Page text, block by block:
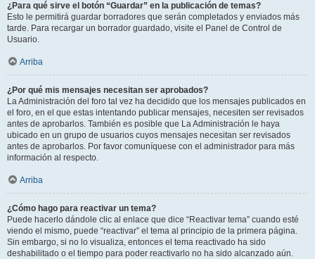
¿Para qué sirve el botón “Guardar” en la publicación de temas?
Esto le permitirá guardar borradores que serán completados y enviados más
tarde. Para recargar un borrador guardado, visite el Panel de Control de
Usuario.
Arriba
¿Por qué mis mensajes necesitan ser aprobados?
La Administración del foro tal vez ha decidido que los mensajes publicados en
el foro, en el que estas intentando publicar mensajes, necesiten ser revisados
antes de aprobarlos. También es posible que La Administración le haya
ubicado en un grupo de usuarios cuyos mensajes necesitan ser revisados
antes de aprobarlos. Por favor comuníquese con el administrador para más
información al respecto.
Arriba
¿Cómo hago para reactivar un tema?
Puede hacerlo dándole clic al enlace que dice “Reactivar tema” cuando esté
viendo el mismo, puede “reactivar” el tema al principio de la primera página.
Sin embargo, si no lo visualiza, entonces el tema reactivado ha sido
deshabilitado o el tiempo para poder reactivarlo no ha sido alcanzado aún.